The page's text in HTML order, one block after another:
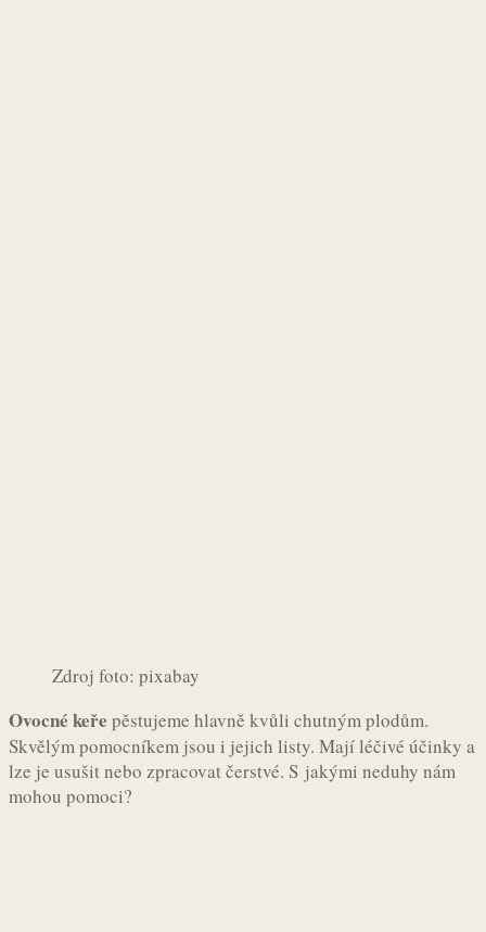
Zdroj foto: pixabay
Ovocné keře pěstujeme hlavně kvůli chutným plodům.
Skvělým pomocníkem jsou i jejich listy. Mají léčivé účinky a
lze je usušit nebo zpracovat čerstvé. S jakými neduhy nám
mohou pomoci?